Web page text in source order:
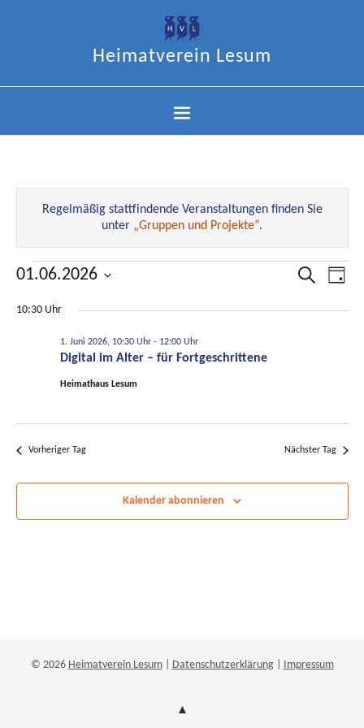
Heimatverein Lesum
Regelmäßig stattfindende Veranstaltungen finden Sie
unter „Gruppen und Projekte“.
Suche
Tag
01.06.2026
wählen.
10:30 Uhr
Digital im Alter – für Fortgeschrittene
1. Juni 2026, 10:30 Uhr- 12:00 Uhr
Heimathaus Lesum
Vorheriger Tag Nächster Tag
Kalender abonnieren
© 2026 Heimatverein Lesum| Datenschutzerklärung| Impressum